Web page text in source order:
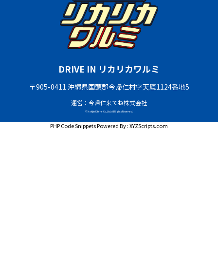
DRIVE IN リカリカワルミ
〒905-0411 沖縄県国頭郡今帰仁村字天底1124番地5
運営：今帰仁来てね株式会社
© Nakijin Kitene Co.,Ltd. All Rights Reserved.
PHP Code SnippetsPowered By :XYZScripts.com